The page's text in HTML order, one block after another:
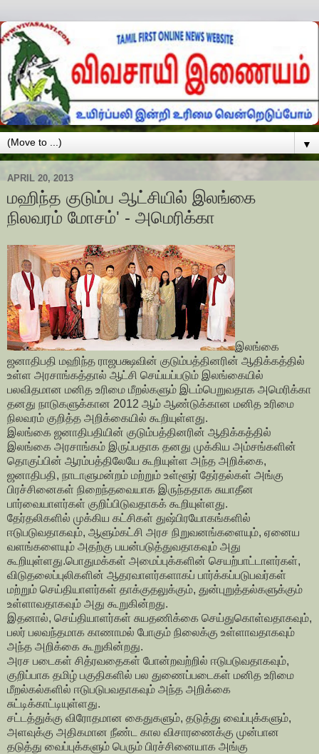
▼
APRIL 20, 2013
மஹிந்த குடும்ப ஆட்சியில் இலங்கை
நிலவரம் மோசம்' - அமெரிக்கா
இலங்கை
ஜனாதிபதி மஹிந்த ராஜபக்ஷவின் குடும்பத்தினரின் ஆதிக்கத்தில்
உள்ள அரசாங்கத்தால் ஆட்சி செய்யப்படும் இலங்கையில்
பலவிதமான மனித உரிமை மீறல்களும் இடம்பெறுவதாக அமெரிக்கா
தனது நாடுகளுக்கான 2012 ஆம் ஆண்டுக்கான மனித உரிமை
நிலவரம் குறித்த அறிக்கையில் கூறியுள்ளது.
இலங்கை ஜனாதிபதியின் குடும்பத்தினரின் ஆதிக்கத்தில்
இலங்கை அரசாங்கம் இருப்பதாக தனது முக்கிய அம்சங்களின்
தொகுப்பின் ஆரம்பத்திலேயே கூறியுள்ள அந்த அறிக்கை,
ஜனாதிபதி, நாடாளுமன்றம் மற்றும் உள்ளூர் தேர்தல்கள் அங்கு
பிரச்சினைகள் நிறைந்தவையாக இருந்ததாக சுயாதீன
பார்வையாளர்கள் குறிப்பிடுவதாகக் கூறியுள்ளது.
தேர்தலிகளில் முக்கிய கட்சிகள் துஷ்பிரயோகங்களில்
ஈடுபடுவதாகவும், ஆளும்கட்சி அரச நிறுவனங்களையும், ஏனைய
வளங்களையும் அதற்கு பயன்படுத்துவதாகவும் அது
கூறியுள்ளது.பொதுமக்கள் அமைப்புக்களின் செயற்பாட்டாளர்கள்,
விடுதலைப்புலிகளின் ஆதரவாளர்களாகப் பார்க்கப்படுபவர்கள்
மற்றும் செய்தியாளர்கள் தாக்குதலுக்கும், துன்புறுத்தல்களுக்கும்
உள்ளாவதாகவும் அது கூறுகின்றது.
இதனால், செய்தியாளர்கள் சுயதணிக்கை செய்துகொள்வதாகவும்,
பலர் பலவந்தமாக காணாமல் போகும் நிலைக்கு உள்ளாவதாகவும்
அந்த அறிக்கை கூறுகின்றது.
அரச படைகள் சித்ரவதைகள் போன்றவற்றில் ஈடுபடுவதாகவும்,
குறிப்பாக தமிழ் பகுதிகளில் பல துணைப்படைகள் மனித உரிமை
மீறல்கல்களில் ஈடுபடுபவதாகவும் அந்த அறிக்கை
சுட்டிக்காட்டியுள்ளது.
சட்டத்துக்கு விரோதமான கைதுகளும், தடுத்து வைப்புக்களும்,
அளவுக்கு அதிகமான நீண்ட கால விசாரணைக்கு முன்பான
தடுத்து வைப்புக்களும் பெரும் பிரச்சினையாக அங்கு